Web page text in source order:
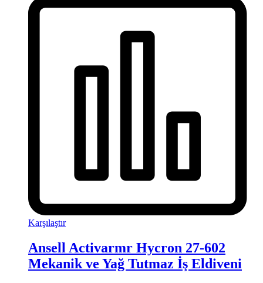
Karşılaştır
Ansell Activarmr Hycron 27-602
Mekanik ve Yağ Tutmaz İş Eldiveni